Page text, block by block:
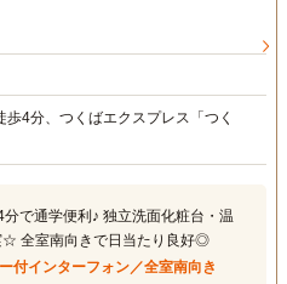
4分、つくばエクスプレス「つく
で通学便利♪ 独立洗面化粧台・温
☆ 全室南向きで日当たり良好◎
付インターフォン／全室南向き